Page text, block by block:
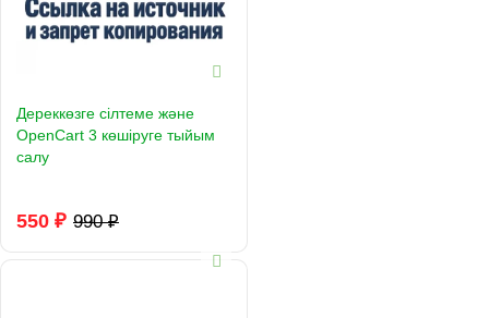
Дереккөзге сілтеме және
OpenCart 3 көшіруге тыйым
салу
550 ₽ 990 ₽